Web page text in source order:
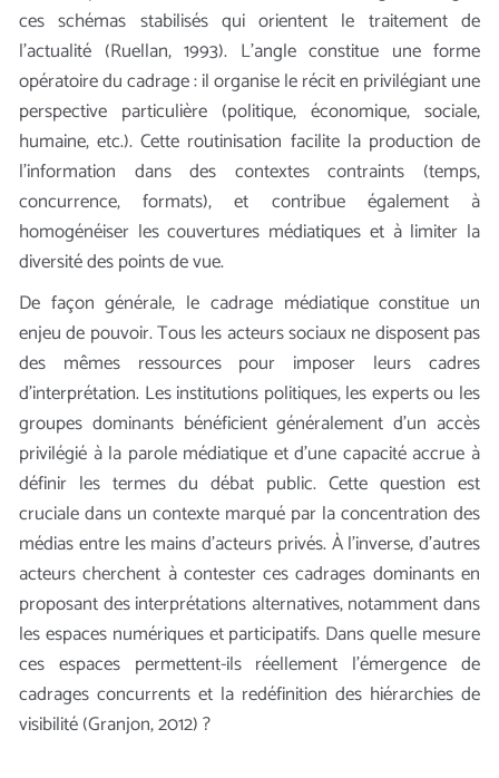
ces schémas stabilisés qui orientent le traitement de
l’actualité (Ruellan, 1993). L’angle constitue une forme
opératoire du cadrage : il organise le récit en privilégiant une
perspective particulière (politique, économique, sociale,
humaine, etc.). Cette routinisation facilite la production de
l’information dans des contextes contraints (temps,
concurrence, formats), et contribue également à
homogénéiser les couvertures médiatiques et à limiter la
diversité des points de vue.
De façon générale, le cadrage médiatique constitue un
enjeu de pouvoir. Tous les acteurs sociaux ne disposent pas
des mêmes ressources pour imposer leurs cadres
d’interprétation. Les institutions politiques, les experts ou les
groupes dominants bénéficient généralement d’un accès
privilégié à la parole médiatique et d’une capacité accrue à
définir les termes du débat public. Cette question est
cruciale dans un contexte marqué par la concentration des
médias entre les mains d’acteurs privés. À l’inverse, d’autres
acteurs cherchent à contester ces cadrages dominants en
proposant des interprétations alternatives, notamment dans
les espaces numériques et participatifs. Dans quelle mesure
ces espaces permettent-ils réellement l’émergence de
cadrages concurrents et la redéfinition des hiérarchies de
visibilité (Granjon, 2012) ?